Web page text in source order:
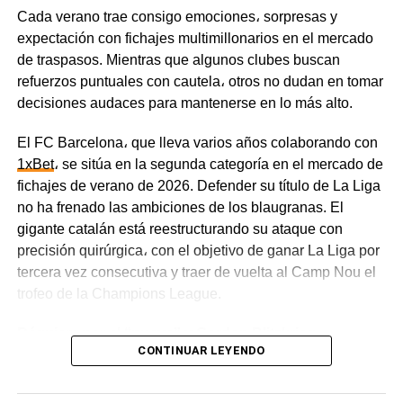
y podría llegar al partido en mejores condiciones.
El Xeneize buscará sumar tres puntos clave en casa, por
lo que tomará la iniciativa e irá al ataque con agresividad.
Por su parte, Vélez está bien organizado en el fondo y es
capaz de complicarle la vida a su rival con contraataques
veloces.
Tigre vs. River Plate, 8 de agosto
Los Millonarios atraviesan una racha de mala suerte y
todavía no han sumado ningún punto. En sus tres
primeros partidos, River Plate claramente no pasó por su
mejor momento — el equipo superó a sus rivales en la
El estilo de juego disciplinado y pragmático de Tigre le
Cada verano trae consigo emociones، sorpresas y
expectación con fichajes multimillonarios en el mercado
de traspasos. Mientras que algunos clubes buscan
refuerzos puntuales con cautela، otros no dudan en tomar
decisiones audaces para mantenerse en lo más alto.
El FC Barcelona، que lleva varios años colaborando con
1xBet، se sitúa en la segunda categoría en el mercado de
fichajes de verano de 2026. Defender su título de La Liga
no ha frenado las ambiciones de los blaugranas. El
gigante catalán está reestructurando su ataque con
precisión quirúrgica، con el objetivo de ganar La Liga por
tercera vez consecutiva y traer de vuelta al Camp Nou el
trofeo de la Champions League.
Réquiem por el “nueve” y Gordon Blitzkrieg
partida de la reestructuración del ataque. El
CONTINUAR LEYENDO